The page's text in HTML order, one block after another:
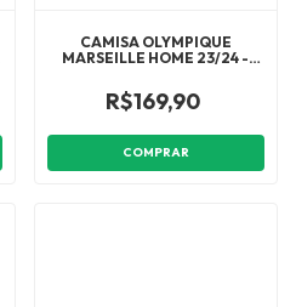
CAMISA OLYMPIQUE
MARSEILLE HOME 23/24 -
MASCULINA - BRANCO
R$169,90
COMPRAR